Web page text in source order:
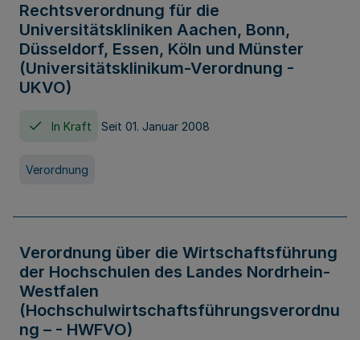
Rechtsverordnung für die
Universitätskliniken Aachen, Bonn,
Düsseldorf, Essen, Köln und Münster
(Universitätsklinikum-Verordnung -
UKVO)
In Kraft Seit 01. Januar 2008
Verordnung
Verordnung über die Wirtschaftsführung
der Hochschulen des Landes Nordrhein-
Westfalen
(Hochschulwirtschaftsführungsverordnu
ng – - HWFVO)